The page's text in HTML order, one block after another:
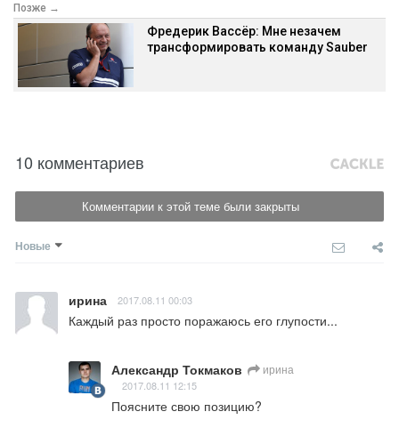
Позже →
Фредерик Вассёр: Мне незачем
трансформировать команду Sauber
10 комментариев
Комментарии к этой теме были закрыты
Новые
ирина 2017.08.11 00:03
Каждый раз просто поражаюсь его глупости...
Александр Токмаков ирина
2017.08.11 12:15
Поясните свою позицию?